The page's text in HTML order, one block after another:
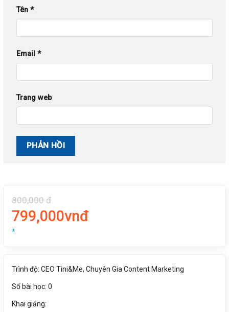
Tên *
Email *
Trang web
800,000 đ
799,000vnđ
*
Trình độ: CEO Tini&Me, Chuyên Gia Content Marketing
Số bài học: 0
Khai giảng: